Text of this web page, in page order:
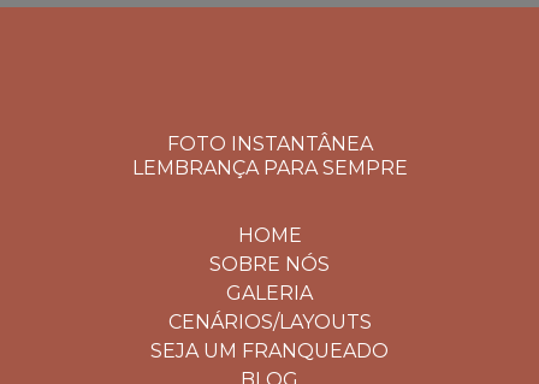
FOTO INSTANTÂNEA
LEMBRANÇA PARA SEMPRE
HOME
SOBRE NÓS
GALERIA
CENÁRIOS/LAYOUTS
SEJA UM FRANQUEADO